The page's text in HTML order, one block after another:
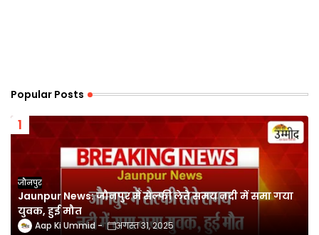
Popular Posts
जौनपुर
Jaunpur News: जौनपुर में सेल्फी लेते समय नदी में समा गया
युवक, हुई मौत
Aap Ki Ummid अगस्त 31, 2025